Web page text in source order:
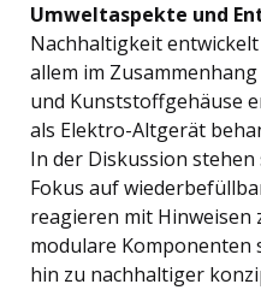
Umweltaspekte und
Nachhaltigkeit
allem im
und Kunststoffgehäuse
als Elektro-Altgerät
In der Diskussion
Fokus auf
reagieren mit
modulare Komponenten
hin zu nachhaltiger